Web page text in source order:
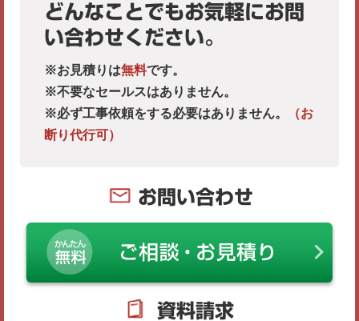
どんなことでもお気軽にお問
い合わせください。
※お見積りは無料です。
※不要なセールスはありません。
※必ず工事依頼をする必要はありません。
（お
断り代行可）
お問い合わせ
資料請求